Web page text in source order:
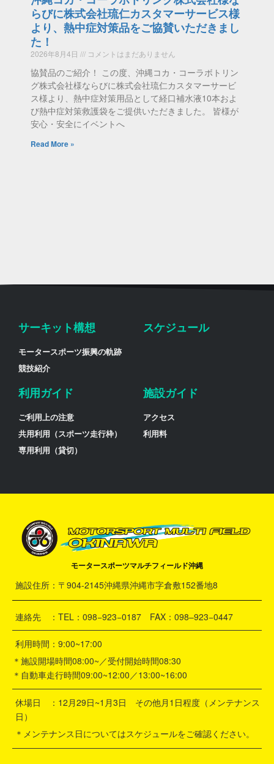
らびに株式会社琉仁カスタマーサービス様
より、熱中症対策品をご協賛いただきまし
た！
2026年8月4日 コメントはまだありません
協賛品のご紹介！ この度、沖縄コカ・コーラボトリン
グ株式会社様ならびに株式会社琉仁カスタマーサービ
ス様より、熱中症対策用品として経口補水液10本およ
び熱中症対策救護袋をご提供いただきました。 皆様が
安心・安全にイベントへ
Read More »
サーキット構想
モータースポーツ振興の軌跡
競技紹介
スケジュール
利用ガイド
ご利用上の注意
共用利用（スポーツ走行枠）
専用利用（貸切）
施設ガイド
アクセス
利用料
モータースポーツマルチフィールド沖縄
施設住所：〒904-2145沖縄県沖縄市字倉敷152番地8
連絡先 ：TEL：098−923−0187 FAX：098–923−0447
利用時間：9:00~17:00
＊施設開場時間08:00~／受付開始時間08:30
＊自動車走行時間09:00~12:00／13:00~16:00
休場日 ：12月29日~1月3日 その他月1日程度（メンテナンス
日）
＊メンテナンス日についてはスケジュールをご確認ください。